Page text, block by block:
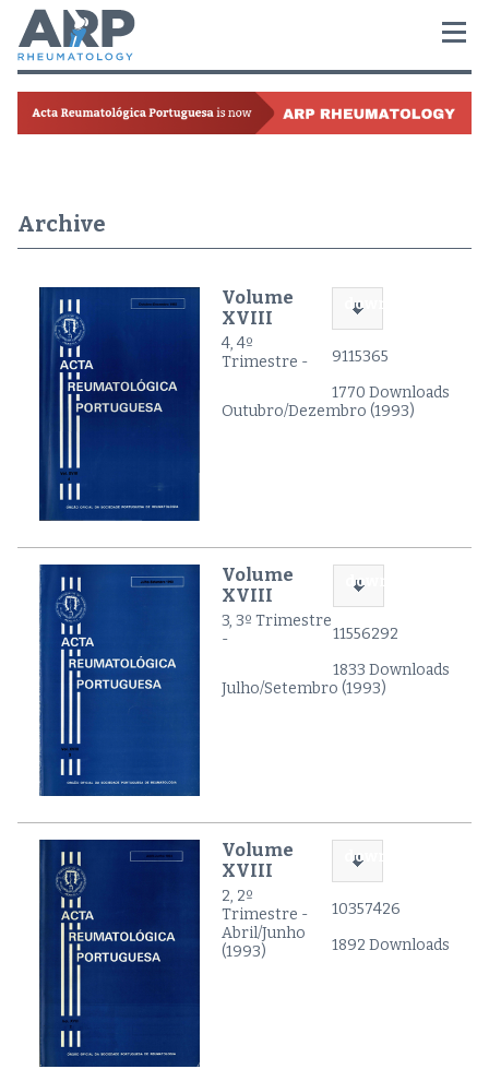
Archive
download
9115365
1770 Downloads
Volume
XVIII
4, 4º
Trimestre -
Outubro/Dezembro (1993)
download
11556292
1833 Downloads
Volume
XVIII
3, 3º Trimestre
-
Julho/Setembro (1993)
download
10357426
1892 Downloads
Volume
XVIII
2, 2º
Trimestre -
Abril/Junho
(1993)